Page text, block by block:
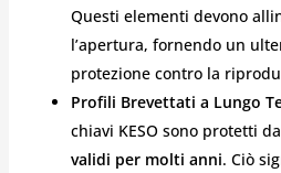
Questi elementi devono
l’apertura, fornendo un
protezione contro la
Profili Brevettati a Lungo
chiavi KESO sono protetti da
validi per molti anni. Ciò